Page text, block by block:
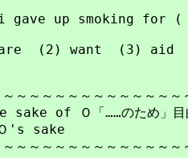
up smoking
(2) want  (3) aid
～～～～～～～～～～～
Ｏ「……のため」目的
sake
～～～～～～～～～～～